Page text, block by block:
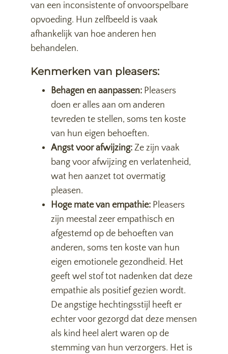
van een inconsistente of onvoorspelbare
opvoeding. Hun zelfbeeld is vaak
afhankelijk van hoe anderen hen
behandelen.
Kenmerken van pleasers:
Behagen en aanpassen: Pleasers
doen er alles aan om anderen
tevreden te stellen, soms ten koste
van hun eigen behoeften.
Angst voor afwijzing: Ze zijn vaak
bang voor afwijzing en verlatenheid,
wat hen aanzet tot overmatig
pleasen.
Hoge mate van empathie: Pleasers
zijn meestal zeer empathisch en
afgestemd op de behoeften van
anderen, soms ten koste van hun
eigen emotionele gezondheid. Het
geeft wel stof tot nadenken dat deze
empathie als positief gezien wordt.
De angstige hechtingsstijl heeft er
echter voor gezorgd dat deze mensen
als kind heel alert waren op de
stemming van hun verzorgers. Het is